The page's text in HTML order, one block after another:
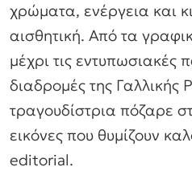
χρώματα, ενέργεια και
αισθητική. Από τα
μέχρι τις εντυπωσιακές
διαδρομές της Γαλλικής
τραγουδίστρια πόζαρε
εικόνες που θυμίζουν
editorial.